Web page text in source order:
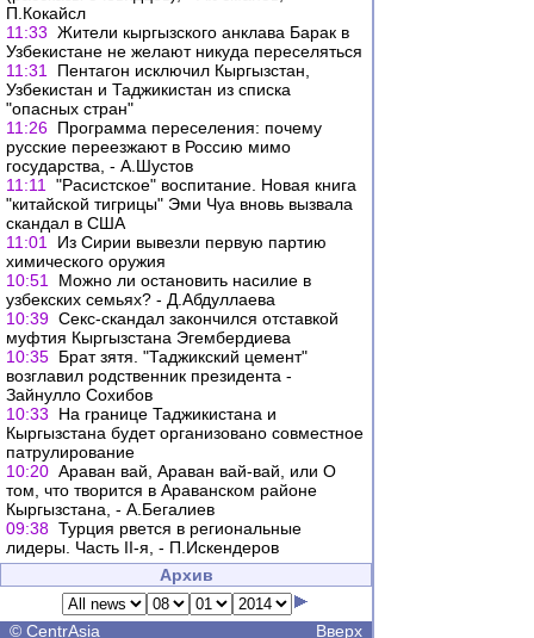
П.Кокайсл
11:33 Жители кыргызского анклава Барак в
Узбекистане не желают никуда переселяться
11:31
Пентагон исключил Кыргызстан,
Узбекистан и Таджикистан из списка
"опасных стран"
11:26 Программа переселения: почему
русские переезжают в Россию мимо
государства, - А.Шустов
11:11
"Расистское" воспитание. Новая книга
"китайской тигрицы" Эми Чуа вновь вызвала
скандал в США
11:01
Из Сирии вывезли первую партию
химического оружия
10:51
Можно ли остановить насилие в
узбекских семьях? - Д.Абдуллаева
10:39 Секс-скандал закончился отставкой
муфтия Кыргызстана Эгембердиева
10:35 Брат зятя. "Таджикский цемент"
возглавил родственник президента -
Зайнулло Сохибов
10:33
На границе Таджикистана и
Кыргызстана будет организовано совместное
патрулирование
10:20 Араван вай, Араван вай-вай, или О
том, что творится в Араванском районе
Кыргызстана, - А.Бегалиев
09:38 Турция рвется в региональные
лидеры. Часть II-я, - П.Искендеров
Архив
© CentrAsia Вверх